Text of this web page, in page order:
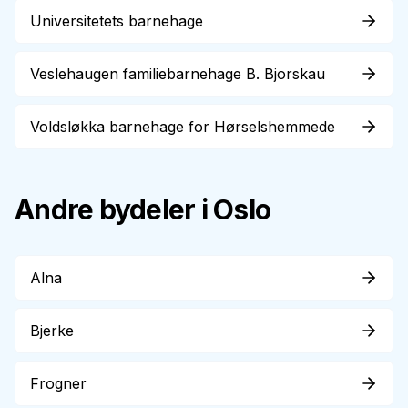
Universitetets barnehage
Veslehaugen familiebarnehage B. Bjorskau
Voldsløkka barnehage for Hørselshemmede
Andre bydeler i Oslo
Alna
Bjerke
Frogner